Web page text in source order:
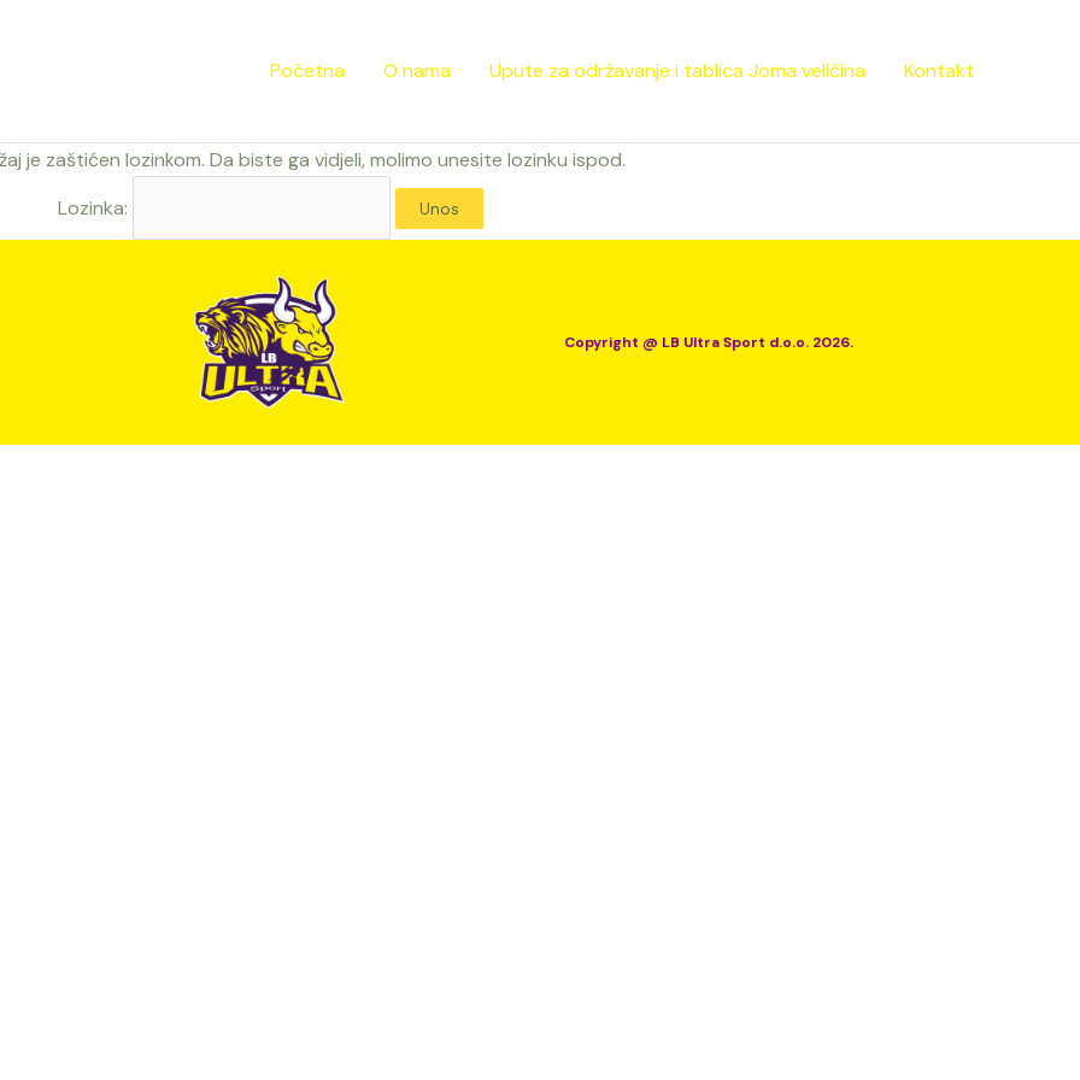
Početna O nama Upute za održavanje i tablica Joma veličina Kontakt
je zaštićen lozinkom. Da biste ga vidjeli, molimo unesite lozinku ispod.
Lozinka:
Copyright @ LB Ultra Sport d.o.o. 2026.